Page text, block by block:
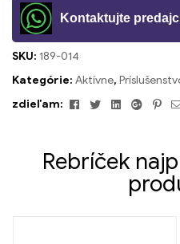
Kontaktujte
SKU: 189-014
Kategórie: Aktívne,
zdieľam:
FacebookTwitterLinkedin
Rebríček